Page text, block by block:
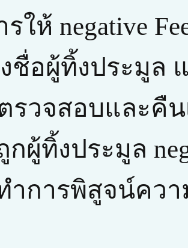
ให้ negative
ชื่อผู้ทิ้งประมูล
รวจสอบและคืน
กผู้ทิ้งประมูล
ำการพิสูจน์คว